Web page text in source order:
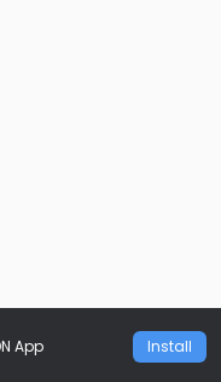
App Install